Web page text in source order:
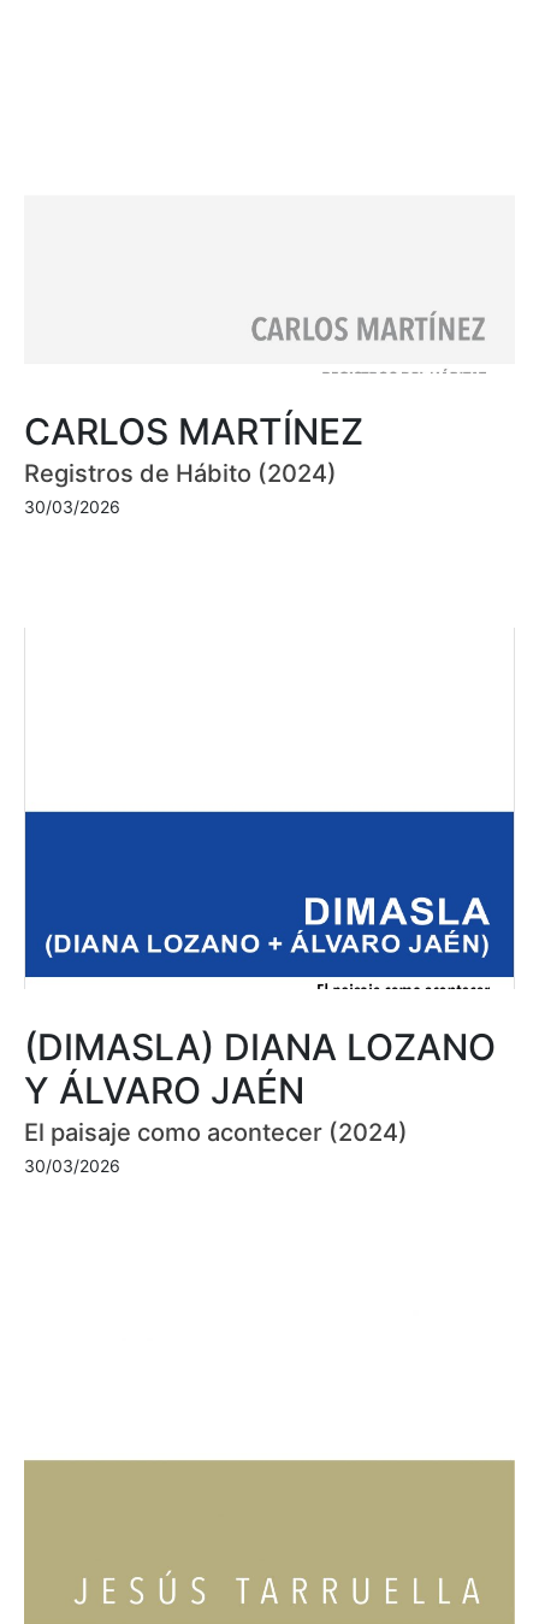
CARLOS MARTÍNEZ
Registros de Hábito (2024)
30/03/2026
(DIMASLA) DIANA LOZANO
Y ÁLVARO JAÉN
El paisaje como acontecer (2024)
30/03/2026